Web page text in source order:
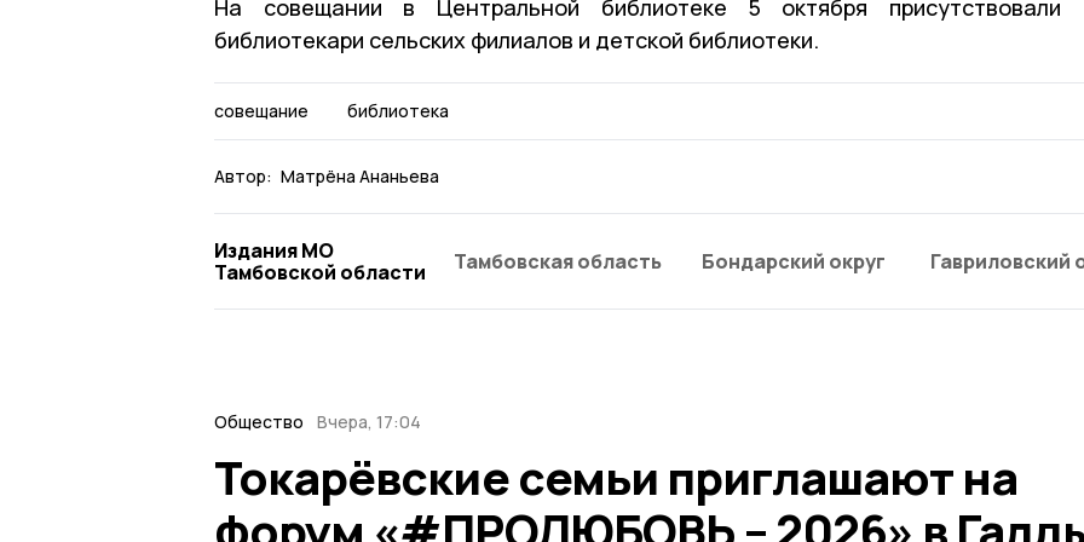
На совещании в Центральной библиотеке 5 октября присутствовали
библиотекари сельских филиалов и детской библиотеки.
совещание библиотека
Автор: Матрёна Ананьева
Издания МО
Тамбовской области
Тамбовская область Бондарский округ Гавриловский
Общество Вчера, 17:04
Токарёвские семьи приглашают на